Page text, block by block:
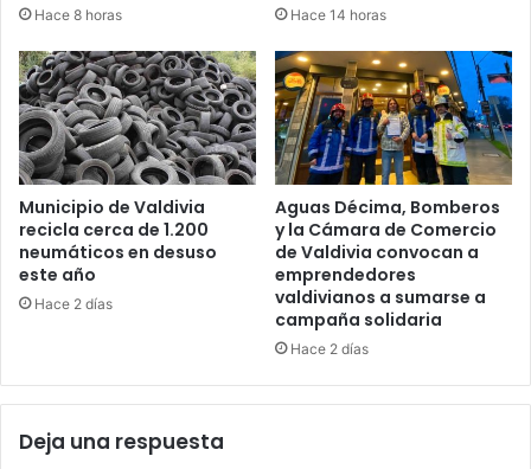
Hace 8 horas Hace 14 horas
Municipio de Valdivia
recicla cerca de 1.200
neumáticos en desuso
este año
Hace 2 días
Aguas Décima, Bomberos
y la Cámara de Comercio
de Valdivia convocan a
emprendedores
valdivianos a sumarse a
campaña solidaria
Hace 2 días
Deja una respuesta